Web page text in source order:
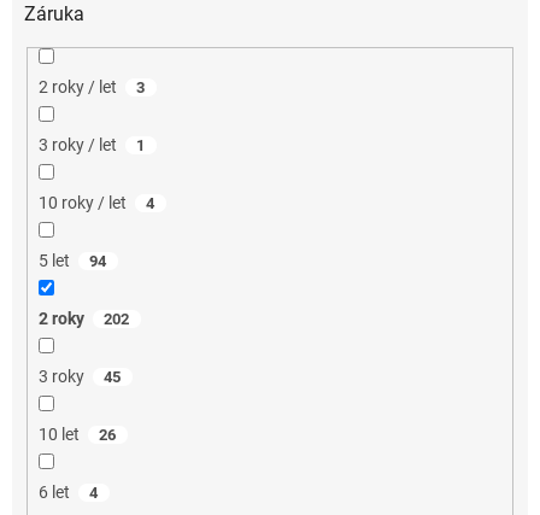
Záruka
2 roky / let 3
3 roky / let 1
10 roky / let 4
5 let 94
2 roky 202
3 roky 45
10 let 26
6 let 4